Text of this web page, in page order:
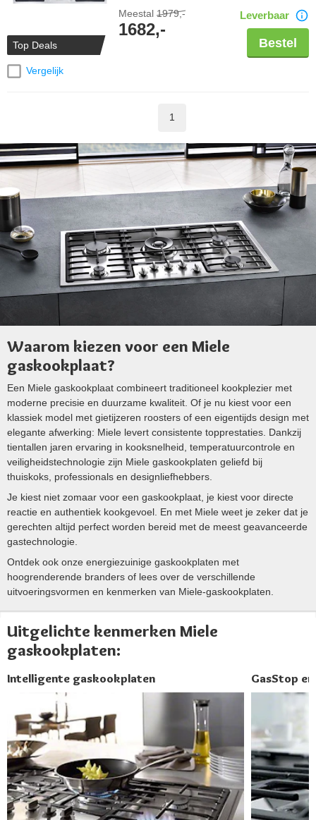
Top Deals
Vergelijk
Meestal 1979,-
1682,-
Leverbaar
Bestel
1
Waarom kiezen voor een Miele
gaskookplaat?
Een Miele gaskookplaat combineert traditioneel kookplezier met
moderne precisie en duurzame kwaliteit. Of je nu kiest voor een
klassiek model met gietijzeren roosters of een eigentijds design met
elegante afwerking: Miele levert consistente topprestaties. Dankzij
tientallen jaren ervaring in kooksnelheid, temperatuurcontrole en
veiligheidstechnologie zijn Miele gaskookplaten geliefd bij
thuiskoks, professionals en designliefhebbers.
Je kiest niet zomaar voor een gaskookplaat, je kiest voor directe
reactie en authentiek kookgevoel. En met Miele weet je zeker dat je
gerechten altijd perfect worden bereid met de meest geavanceerde
gastechnologie.
Ontdek ook onze energiezuinige gaskookplaten met
hoogrenderende branders of lees over de verschillende
uitvoeringsvormen en kenmerken van Miele-gaskookplaten.
Uitgelichte kenmerken Miele
gaskookplaten:
Intelligente gaskookplaten GasStop